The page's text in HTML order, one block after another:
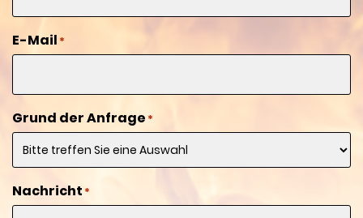
E-Mail *
Grund der Anfrage *
Nachricht *